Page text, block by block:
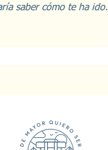
saber cómo te ha ido.